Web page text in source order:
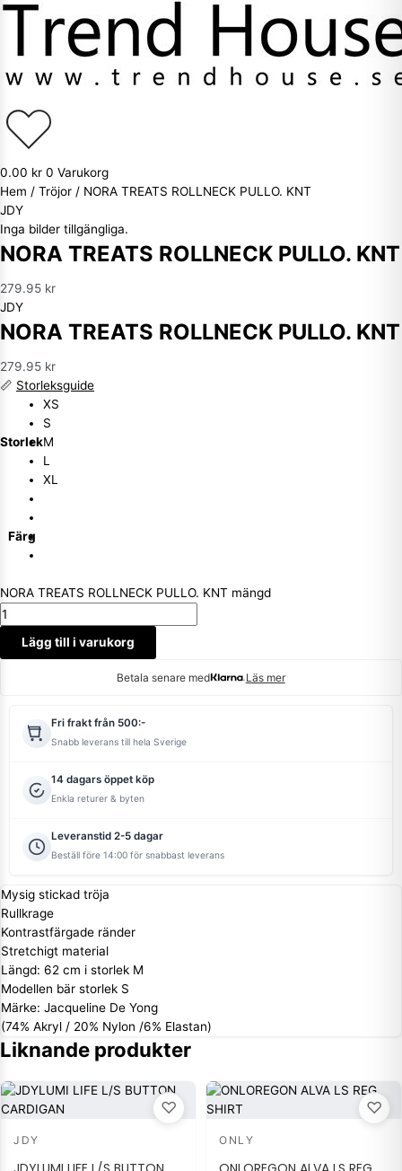
0.00 kr 0 Varukorg
Hem / Tröjor / NORA TREATS ROLLNECK PULLO. KNT
JDY
Inga bilder tillgängliga.
NORA TREATS ROLLNECK PULLO. KNT
279.95 kr
JDY
NORA TREATS ROLLNECK PULLO. KNT
279.95 kr
📏 Storleksguide
Storlek
XS
S
M
L
XL
Färg
NORA TREATS ROLLNECK PULLO. KNT mängd
Lägg till i varukorg
Betala senare med Läs mer
Fri frakt från 500:-
Snabb leverans till hela Sverige
14 dagars öppet köp
Enkla returer & byten
Leveranstid 2-5 dagar
Beställ före 14:00 för snabbast leverans
Mysig stickad tröja
Rullkrage
Kontrastfärgade ränder
Stretchigt material
Längd: 62 cm i storlek M
Modellen bär storlek S
Märke: Jacqueline De Yong
(74% Akryl / 20% Nylon /6% Elastan)
Liknande produkter
♡
JDY
♡
ONLY